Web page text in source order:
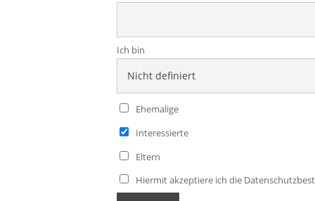
Ich bin
Ehemalige
Interessierte
Eltern
Hiermit akzeptiere ich die